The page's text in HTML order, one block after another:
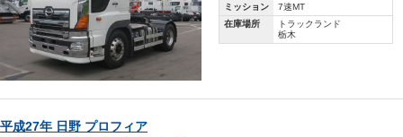
ミッション
7速MT
在庫場所
トラックランド
栃木
平成27年 日野 プロフィア